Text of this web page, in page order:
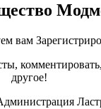
вам
другое!